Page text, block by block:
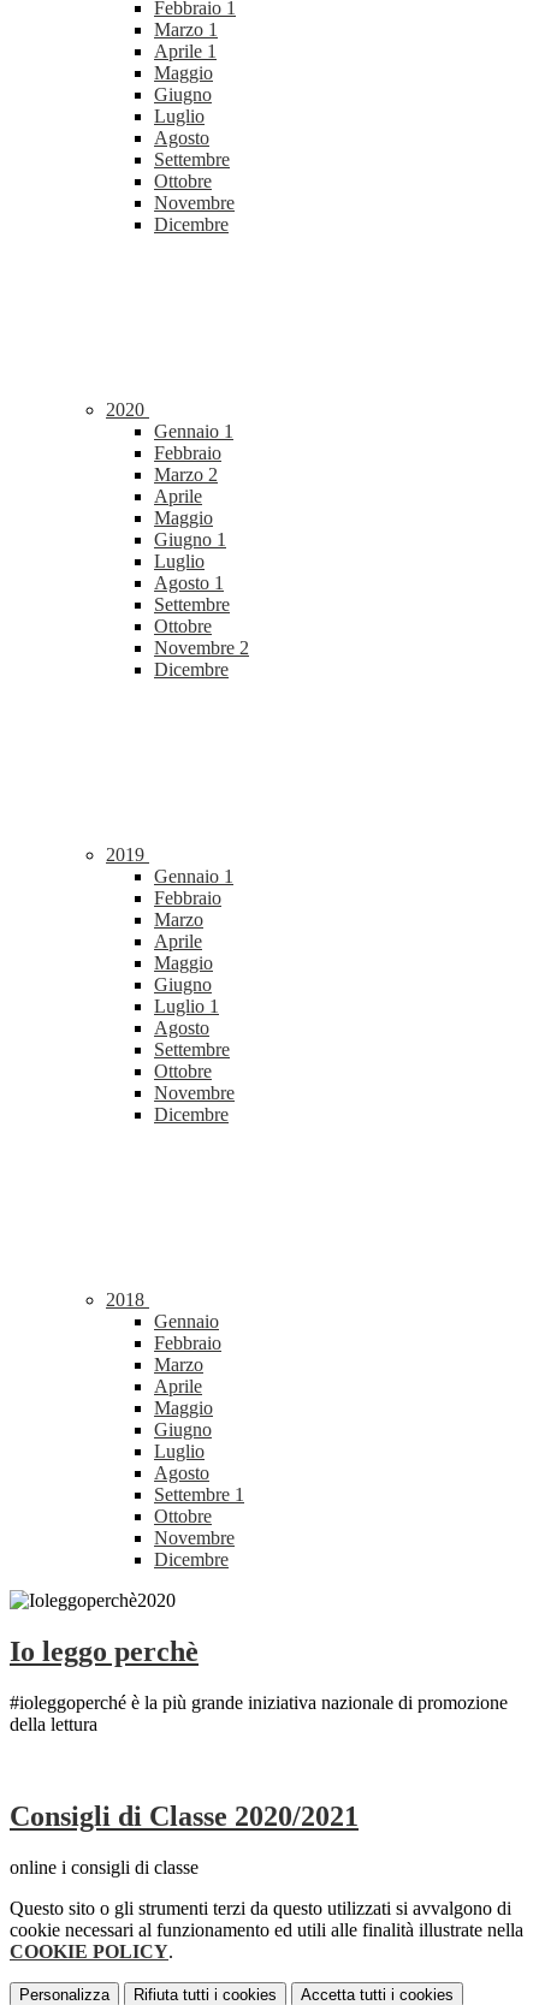
Febbraio 1
Marzo 1
Aprile 1
Maggio
Giugno
Luglio
Agosto
Settembre
Ottobre
Novembre
Dicembre
2020
Gennaio 1
Febbraio
Marzo 2
Aprile
Maggio
Giugno 1
Luglio
Agosto 1
Settembre
Ottobre
Novembre 2
Dicembre
2019
Gennaio 1
Febbraio
Marzo
Aprile
Maggio
Giugno
Luglio 1
Agosto
Settembre
Ottobre
Novembre
Dicembre
2018
Gennaio
Febbraio
Marzo
Aprile
Maggio
Giugno
Luglio
Agosto
Settembre 1
Ottobre
Novembre
Dicembre
Io leggo perchè
#ioleggoperché è la più grande iniziativa nazionale di promozione
della lettura
Consigli di Classe 2020/2021
online i consigli di classe
Questo sito o gli strumenti terzi da questo utilizzati si avvalgono di
cookie necessari al funzionamento ed utili alle finalità illustrate nella
COOKIE POLICY.
Personalizza Rifiuta tutti i cookies Accetta tutti i cookies